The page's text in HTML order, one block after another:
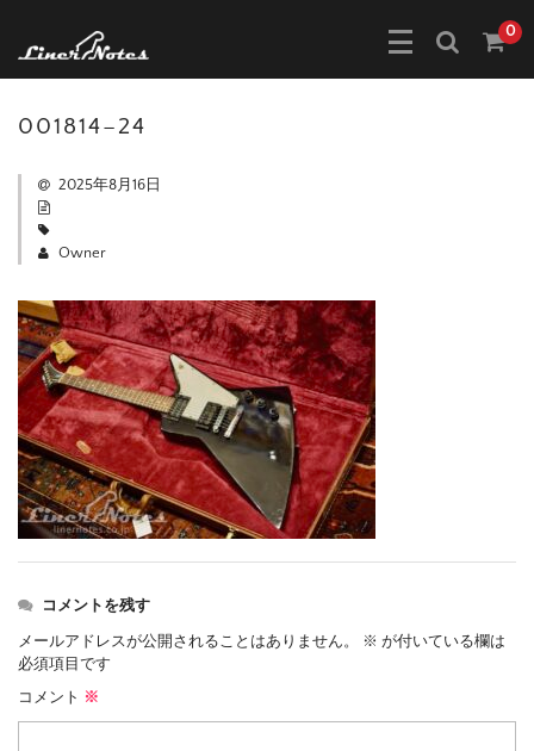
0
001814–24
2025年8月16日
Owner
コメントを残す
メールアドレスが公開されることはありません。 ※ が付いている欄は
必須項目です
コメント ※